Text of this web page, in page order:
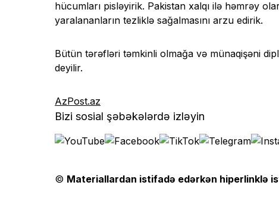
hücumları pisləyirik. Pakistan xalqı ilə həmrəy
yaralananların tezliklə sağalmasını arzu edirik.
Bütün tərəfləri təmkinli olmağa və münaqişəni
deyilir.
AzPost.az
Bizi sosial şəbəkələrdə izləyin
© Materiallardan istifadə edərkən hiperlinklə